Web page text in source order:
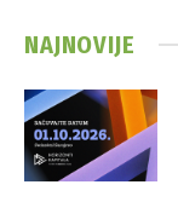
NAJNOVIJE